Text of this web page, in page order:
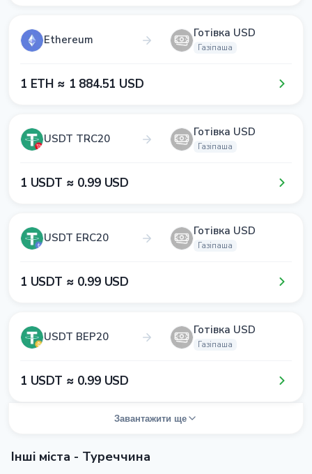
Ethereum Готівка USD
Газіпаша
1​ ETH ≈ 1​ 8​8​4​.5​1​ USD
USDT TRC20 Готівка USD
Газіпаша
1​ USDT ≈ 0​.9​9​ USD
USDT ERC20 Готівка USD
Газіпаша
1​ USDT ≈ 0​.9​9​ USD
USDT BEP20 Готівка USD
Газіпаша
1​ USDT ≈ 0​.9​9​ USD
Завантажити ще
Інші міста - Туреччина